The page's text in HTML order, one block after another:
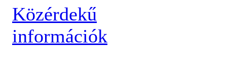
Közérdekű
információk